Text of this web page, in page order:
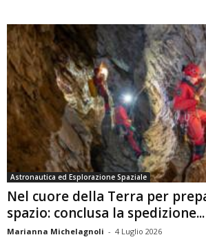
Astronautica ed Esplorazione Spaziale
Nel cuore della Terra per
spazio: conclusa la spedizione...
Marianna Michelagnoli - 4 Luglio 2026